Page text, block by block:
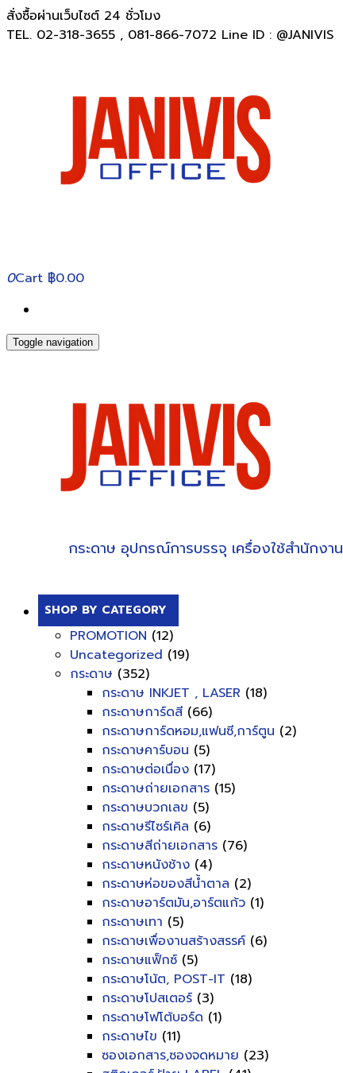
สั่งซื้อผ่านเว็บไซต์ 24 ชั่วโมง
TEL. 02-318-3655 , 081-866-7072 Line ID : @JANIVIS
0Cart ฿0.00
Toggle navigation
กระดาษ อุปกรณ์การบรรจุ เครื่องใช้สำนักงาน
SHOP BY CATEGORY
PROMOTION (12)
Uncategorized (19)
กระดาษ (352)
กระดาษ INKJET , LASER (18)
กระดาษการ์ดสี (66)
กระดาษการ์ดหอม,แฟนซี,การ์ตูน (2)
กระดาษคาร์บอน (5)
กระดาษต่อเนื่อง (17)
กระดาษถ่ายเอกสาร (15)
กระดาษบวกเลข (5)
กระดาษรีไซร์เคิล (6)
กระดาษสีถ่ายเอกสาร (76)
กระดาษหนังช้าง (4)
กระดาษห่อของสีน้ำตาล (2)
กระดาษอาร์ตมัน,อาร์ตแก้ว (1)
กระดาษเทา (5)
กระดาษเพื่องานสร้างสรรค์ (6)
กระดาษแฟ็กซ์ (5)
กระดาษโน้ต, POST-IT (18)
กระดาษโปสเตอร์ (3)
กระดาษโฟโต้บอร์ด (1)
กระดาษไข (11)
ซองเอกสาร,ซองจดหมาย (23)